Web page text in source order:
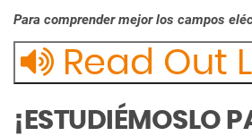
Para comprender mejor los campos
Read Out
¡ESTUDIÉMOSLO